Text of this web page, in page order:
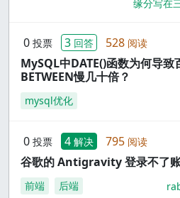
缘分写在
0 投票 3 回答 528 阅读
MySQL中DATE()函数为何导致
BETWEEN慢几十倍？
mysql优化
0 投票 4 解决 795 阅读
谷歌的 Antigravity 登录不了
前端 后端